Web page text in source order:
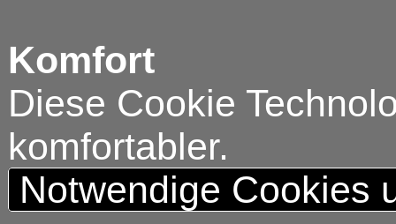
Komfort
Diese Cookie
komfortabler.
Notwendige Cookies